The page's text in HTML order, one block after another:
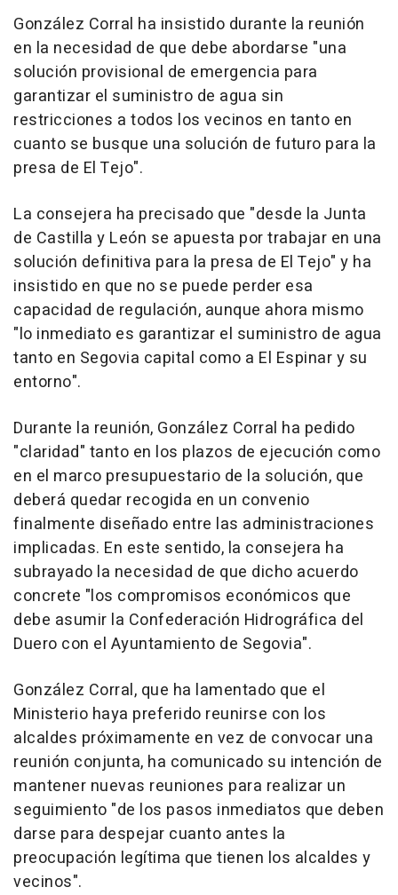
González Corral ha insistido durante la reunión
en la necesidad de que debe abordarse "una
solución provisional de emergencia para
garantizar el suministro de agua sin
restricciones a todos los vecinos en tanto en
cuanto se busque una solución de futuro para la
presa de El Tejo".
La consejera ha precisado que "desde la Junta
de Castilla y León se apuesta por trabajar en una
solución definitiva para la presa de El Tejo" y ha
insistido en que no se puede perder esa
capacidad de regulación, aunque ahora mismo
"lo inmediato es garantizar el suministro de agua
tanto en Segovia capital como a El Espinar y su
entorno".
Durante la reunión, González Corral ha pedido
"claridad" tanto en los plazos de ejecución como
en el marco presupuestario de la solución, que
deberá quedar recogida en un convenio
finalmente diseñado entre las administraciones
implicadas. En este sentido, la consejera ha
subrayado la necesidad de que dicho acuerdo
concrete "los compromisos económicos que
debe asumir la Confederación Hidrográfica del
Duero con el Ayuntamiento de Segovia".
González Corral, que ha lamentado que el
Ministerio haya preferido reunirse con los
alcaldes próximamente en vez de convocar una
reunión conjunta, ha comunicado su intención de
mantener nuevas reuniones para realizar un
seguimiento "de los pasos inmediatos que deben
darse para despejar cuanto antes la
preocupación legítima que tienen los alcaldes y
vecinos".